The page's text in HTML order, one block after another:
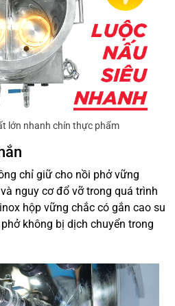
lớn nhanh chín thực phẩm
chỉ giữ cho nồi phở vững
nguy cơ đổ vỡ trong quá trình
hộp vững chắc có gắn cao su
không bị dịch chuyển trong